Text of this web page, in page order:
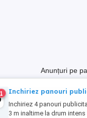
Anunțuri pe
1 Inchiriez panouri
Inchiriez 4 panouri
3 m inaltime la drum